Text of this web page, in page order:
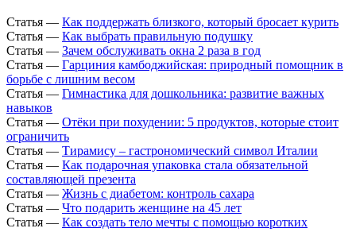
Статья — Как поддержать близкого, который бросает курить
Статья — Как выбрать правильную подушку
Статья — Зачем обслуживать окна 2 раза в год
Статья — Гарциния камбоджийская: природный помощник в
борьбе с лишним весом
Статья — Гимнастика для дошкольника: развитие важных
навыков
Статья — Отёки при похудении: 5 продуктов, которые стоит
ограничить
Статья — Тирамису – гастрономический символ Италии
Статья — Как подарочная упаковка стала обязательной
составляющей презента
Статья — Жизнь с диабетом: контроль сахара
Статья — Что подарить женщине на 45 лет
Статья — Как создать тело мечты с помощью коротких